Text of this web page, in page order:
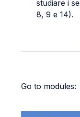
studiare i
8, 9 e 14).
Go to modules: